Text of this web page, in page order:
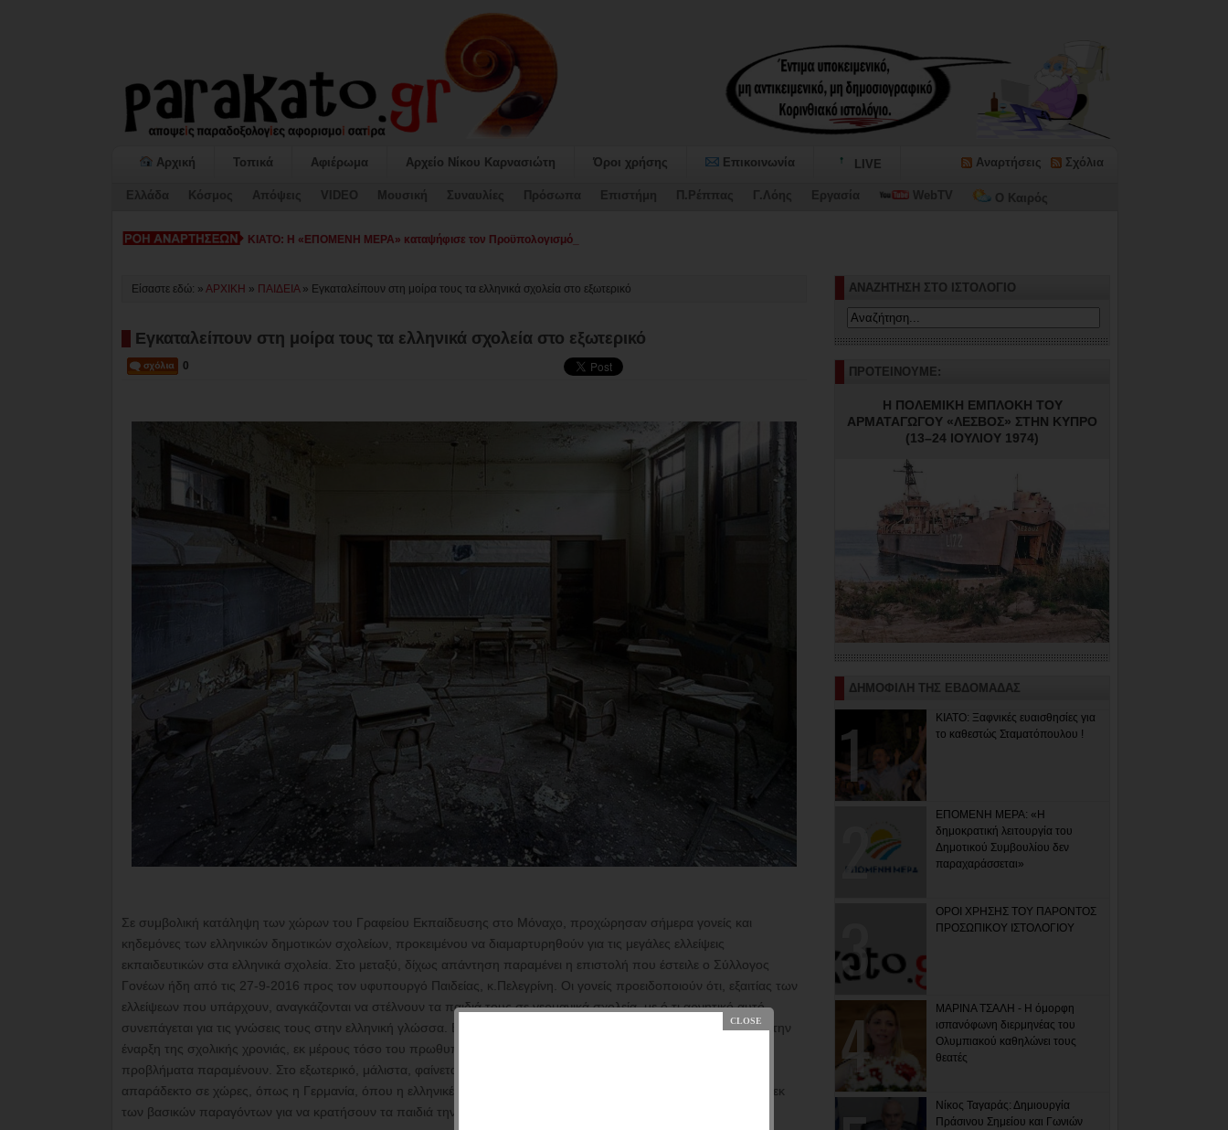
Αρχική Τοπικά Αφιέρωμα Αρχείο Νίκου Καρνασιώτη Όροι χρήσης Επικοινωνία LIVE Αναρτήσεις Σχόλια
Ελλάδα Κόσμος Απόψεις VIDEO Μουσική Συναυλίες Πρόσωπα Επιστήμη Π.Ρέππας Γ.Λόης Εργασία WebTV Ο Καιρός
ΚΙΑΤΟ: Η «ΕΠΟΜΕΝΗ ΜΕΡΑ» καταψήφισε τον Προϋπολογισμό και το Τεχνικό Πρόγραμμα 2026 του Δήμου Σικυωνίων...
Είσαστε εδώ: » ΑΡΧΙΚΗ » ΠΑΙΔΕΙΑ» Εγκαταλείπουν στη μοίρα τους τα ελληνικά σχολεία στο εξωτερικό
Εγκαταλείπουν στη μοίρα τους τα ελληνικά σχολεία στο εξωτερικό
0
Σε συμβολική κατάληψη των χώρων του Γραφείου Εκπαίδευσης στο Μόναχο, προχώρησαν σήμερα γονείς και
κηδεμόνες των ελληνικών δημοτικών σχολείων, προκειμένου να διαμαρτυρηθούν για τις μεγάλες ελλείψεις
εκπαιδευτικών στα ελληνικά σχολεία. Στο μεταξύ, δίχως απάντηση παραμένει η επιστολή που έστειλε ο Σύλλογος
Γονέων ήδη από τις 27-9-2016 προς τον υφυπουργό Παιδείας, κ.Πελεγρίνη. Οι γονείς προειδοποιούν ότι, εξαιτίας των
ελλείψεων που υπάρχουν, αναγκάζονται να στέλνουν τα παιδιά τους σε γερμανικά σχολεία, με ό,τι αρνητικό αυτό
συνεπάγεται για τις γνώσεις τους στην ελληνική γλώσσα. Είναι εμφανές ότι, παρά τους διθυραμβικούς τόνους για την
έναρξη της σχολικής χρονιάς, εκ μέρους τόσο του πρωθυπουργού, όσο και του υπουργού Παιδείας, τα σοβαρά
προβλήματα παραμένουν. Στο εξωτερικό, μάλιστα, φαίνεται πως η κατάσταση είναι σοβαρότατη. Κάτι που είναι
απαράδεκτο σε χώρες, όπως η Γερμανία, όπου η ελληνικές κοινότητες είναι ιδιαίτερα μεγάλες, και το σχολείο είναι εκ
των βασικών παραγόντων για να κρατήσουν τα παιδιά την ελληνική γλώσσα και τις παραδόσεις της πατρίδας.
ΑΝΑΖΗΤΗΣΗ ΣΤΟ ΙΣΤΟΛΟΓΙΟ
ΠΡΟΤΕΙΝΟΥΜΕ:
Η ΠΟΛΕΜΙΚΗ ΕΜΠΛΟΚΗ ΤΟΥ
ΑΡΜΑΤΑΓΩΓΟΥ «ΛΕΣΒΟΣ» ΣΤΗΝ ΚΥΠΡΟ
(13–24 ΙΟΥΛΙΟΥ 1974)
ΔΗΜΟΦΙΛΗ ΤΗΣ ΕΒΔΟΜΑΔΑΣ
ΚΙΑΤΟ: Ξαφνικές ευαισθησίες για
το καθεστώς Σταματόπουλου !
ΕΠΟΜΕΝΗ ΜΕΡΑ: «Η
δημοκρατική λειτουργία του
Δημοτικού Συμβουλίου δεν
παραχαράσσεται»
ΟΡΟΙ ΧΡΗΣΗΣ ΤΟΥ ΠΑΡΟΝΤΟΣ
ΠΡΟΣΩΠΙΚΟΥ ΙΣΤΟΛΟΓΙΟΥ
ΜΑΡΙΝΑ ΤΣΑΛΗ - Η όμορφη
ισπανόφωνη διερμηνέας του
Ολυμπιακού καθηλώνει τους
θεατές
Νίκος Ταγαράς: Δημιουργία
Πράσινου Σημείου και Γωνιών